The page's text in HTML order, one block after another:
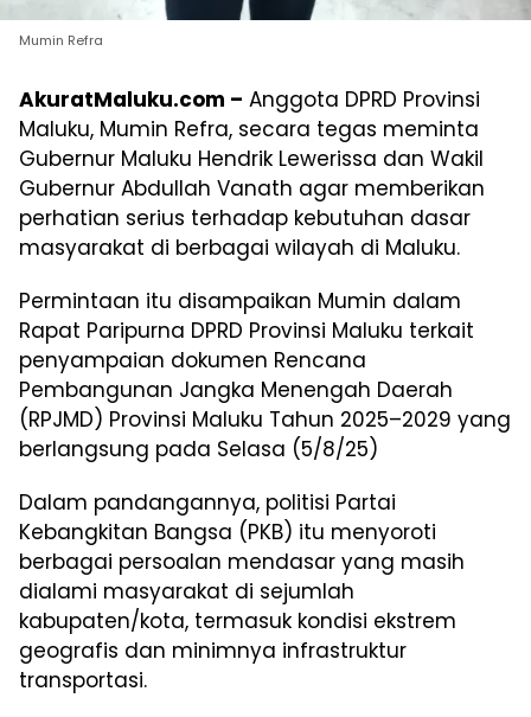
Mumin Refra
AkuratMaluku.com – Anggota DPRD Provinsi
Maluku, Mumin Refra, secara tegas meminta
Gubernur Maluku Hendrik Lewerissa dan Wakil
Gubernur Abdullah Vanath agar memberikan
perhatian serius terhadap kebutuhan dasar
masyarakat di berbagai wilayah di Maluku.
Permintaan itu disampaikan Mumin dalam
Rapat Paripurna DPRD Provinsi Maluku terkait
penyampaian dokumen Rencana
Pembangunan Jangka Menengah Daerah
(RPJMD) Provinsi Maluku Tahun 2025–2029 yang
berlangsung pada Selasa (5/8/25)
Dalam pandangannya, politisi Partai
Kebangkitan Bangsa (PKB) itu menyoroti
berbagai persoalan mendasar yang masih
dialami masyarakat di sejumlah
kabupaten/kota, termasuk kondisi ekstrem
geografis dan minimnya infrastruktur
transportasi.